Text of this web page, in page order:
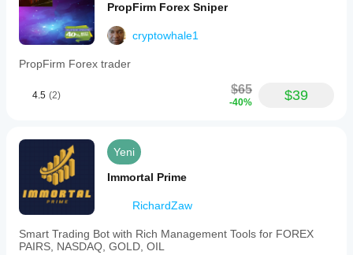
PropFirm Forex Sniper
cryptowhale1
PropFirm Forex trader
4.5 (2) $65
-40% $39
Yeni
Immortal Prime
RichardZaw
Smart Trading Bot with Rich Management Tools for FOREX
PAIRS, NASDAQ, GOLD, OIL